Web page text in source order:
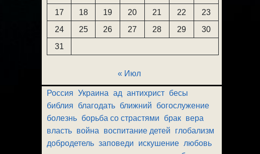
17
18 19 20 21 22
23
24
25 26 27 28 29
30
31
« Июл
Россия Украина ад антихрист бесы
библия
благодать ближний
богослужение
болезнь борьба со страстями брак вера
власть война воспитание детей
глобализм
добродетель заповеди искушение любовь